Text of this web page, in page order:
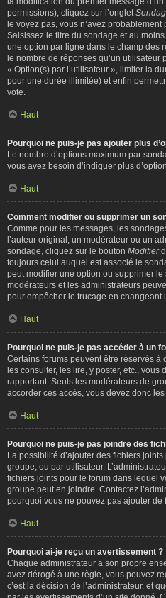
permissions), cliquez sur l’onglet
le voyez pas, vous n’avez
Saisissez le titre du sondage et au
une option par ligne dans le champ des
le nombre de réponses qu’un utilisateur
« Option(s) par l’utilisateur », limiter la
pour une durée illimitée) et enfin
vote.
Haut
Pourquoi ne puis-je pas ajouter plus
Le nombre d’options maximum par
vous avez besoin d’indiquer plus
Haut
Comment modifier ou supprimer un
Comme pour les messages, les
l’auteur original, un modérateur ou un
sondage, cliquez sur le bouton Modifier
toujours celui auquel est associé le
peut modifier une option ou supprimer
modérateurs et les administrateurs
pour empêcher le trucage en changeant
Haut
Pourquoi ne puis-je pas accéder à un
Certains forums peuvent être réservés
les consulter, les lire, y poster, etc., vous
rapportant. Seuls les modérateurs de
accorder ces accès, vous devez donc les
Haut
Pourquoi ne puis-je pas joindre des
La possibilité d’ajouter des fichiers
groupe, ou par utilisateur.
fichiers joints pour le forum dans lequel
groupe peut en joindre. Contactez
pourquoi vous ne pouvez pas ajouter de
Haut
Pourquoi ai-je reçu un avertissement ?
Chaque administrateur a son propre
avez dérogé à une règle, vous pouvez
c’est la décision de l’administrateur, et